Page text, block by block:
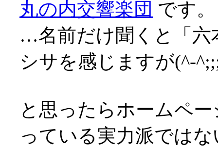
丸の内交響楽団 です。
…名前だけ聞くと「六
シサを感じますが(^-
と思ったらホームペ
っている実力派では